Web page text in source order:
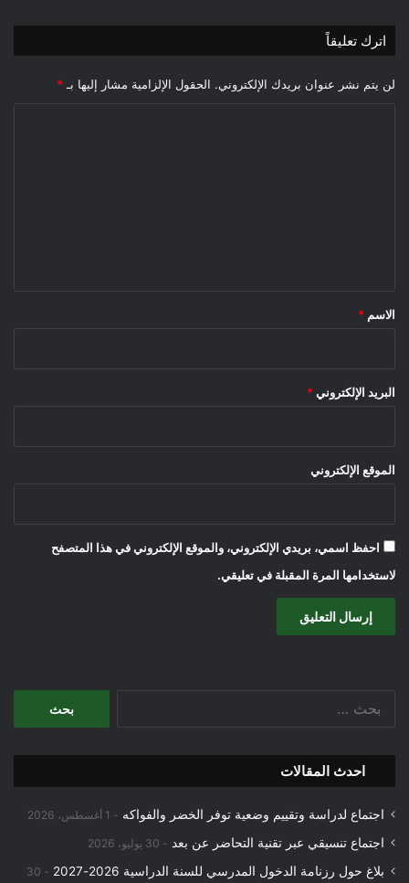
اترك تعليقاً
لن يتم نشر عنوان بريدك الإلكتروني. الحقول الإلزامية مشار إليها بـ *
*
الاسم *
البريد الإلكتروني *
الموقع الإلكتروني
احفظ اسمي، بريدي الإلكتروني، والموقع الإلكتروني في هذا المتصفح
لاستخدامها المرة المقبلة في تعليقي.
احدث المقالات
اجتماع لدراسة وتقييم وضعية توفر الخضر والفواكه 1 أغسطس، 2026
اجتماع تنسيقي عبر تقنية التحاضر عن بعد 30 يوليو، 2026
بلاغ حول رزنامة الدخول المدرسي للسنة الدراسية 2026-2027
30